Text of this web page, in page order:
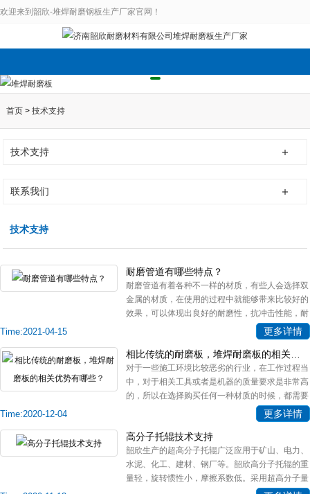
欢迎来到韶欣-堆焊耐磨钢板生产厂家官网！
首页> 技术支持
技术支持
联系我们
技术支持
耐磨管道有哪些特点？
耐磨管道有着各种不一样的材质，有些人会选择双
金属的材质，在使用的过程中就能够带来比较好的
效果，可以体现出良好的耐磨性，抗冲击性能，耐
腐蚀，而且复合的成本比较低，所以开始得到大家
的关注。耐磨管道的复合成本比较低，特别选择国
际先进的一种铸造工艺，能够带来
Time:2021-04-15 更多详情
对于一些施工环境比较恶劣的行业，在工作过程当
中，对于相关工具或者是机器的质量要求是非常高
的，所以在选择购买任何一种材质的时候，都需要
大量的进行对比选择购买符合环境需求的零件，堆
焊耐磨板应该就是许多行业可以选择的一种材质，
因为这种材质相比较传统的耐磨板
Time:2020-12-04 更多详情
高分子托辊技术支持
韶欣生产的超高分子托辊广泛应用于矿山、电力、
水泥、化工、建材、钢厂等。韶欣高分子托辊的重
量轻，旋转惯性小，摩擦系数低。采用超高分子量
聚乙烯材料，重量轻，比重是钢材的七分之一，用